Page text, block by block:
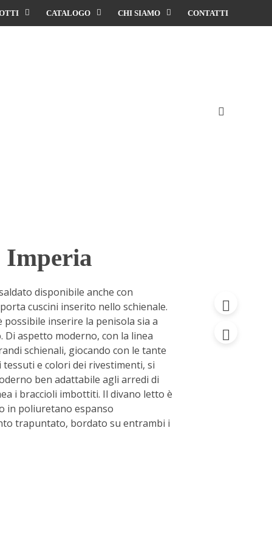
CATALOGO CHI SIAMO CONTATTI
Imperia
disponibile anche con
cuscini inserito nello schienale.
possibile inserire la penisola sia a
Di aspetto moderno, con la linea
schienali, giocando con le tante
e colori dei rivestimenti, si
ben adattabile agli arredi di
i braccioli imbottiti. Il divano letto è
in poliuretano espanso
trapuntato, bordato su entrambi i